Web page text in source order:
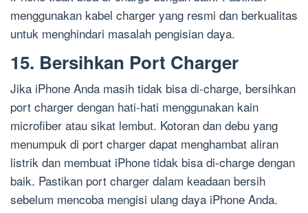
menggunakan kabel charger yang resmi dan berkualitas
untuk menghindari masalah pengisian daya.
15. Bersihkan Port Charger
Jika iPhone Anda masih tidak bisa di-charge, bersihkan
port charger dengan hati-hati menggunakan kain
microfiber atau sikat lembut. Kotoran dan debu yang
menumpuk di port charger dapat menghambat aliran
listrik dan membuat iPhone tidak bisa di-charge dengan
baik. Pastikan port charger dalam keadaan bersih
sebelum mencoba mengisi ulang daya iPhone Anda.